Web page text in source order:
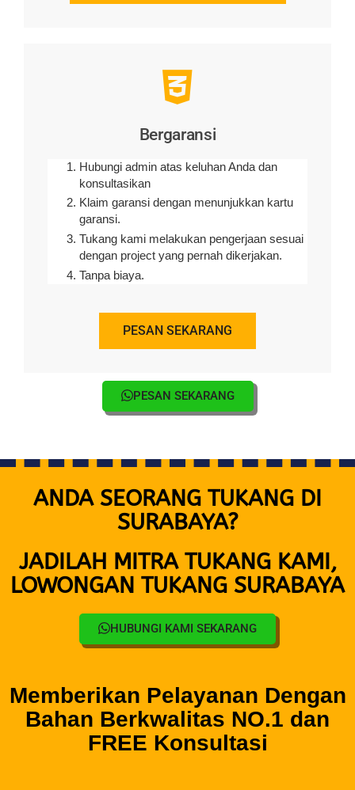
Bergaransi
Hubungi admin atas keluhan Anda dan
konsultasikan
Klaim garansi dengan menunjukkan kartu
garansi.
Tukang kami melakukan pengerjaan sesuai
dengan project yang pernah dikerjakan.
Tanpa biaya.
PESAN SEKARANG
PESAN SEKARANG
ANDA SEORANG TUKANG DI
SURABAYA?
JADILAH MITRA TUKANG KAMI,
LOWONGAN TUKANG SURABAYA
HUBUNGI KAMI SEKARANG
Memberikan Pelayanan Dengan
Bahan Berkwalitas NO.1 dan
FREE Konsultasi